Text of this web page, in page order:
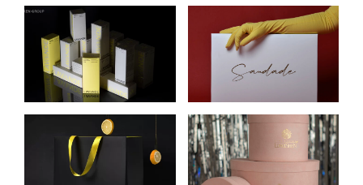
УПАКОВКА ДЛЯ
КОСМЕТИЧЕСКИХ
СРЕДСТВ LAVANDE
КАРТОННАЯ
ФИРМЕННАЯ
УПАКОВКА ДЛЯ
ОДЕЖДЫ SAUDADE
ПАКЕТ ИЗ
ЦЕЛЛЮЛОЗНОГО
КАРТОНА ДЛЯ
КРУГЛЫЕ
КАРТОННЫЕ
КОРОБКИ ДЛЯ